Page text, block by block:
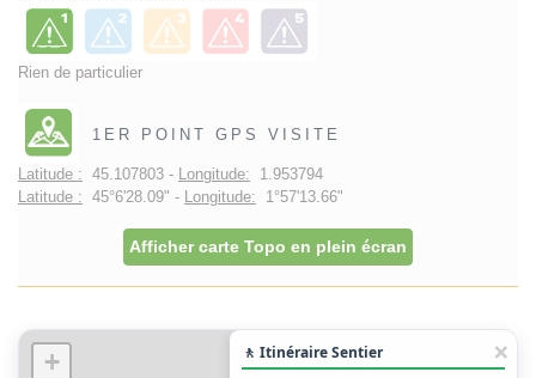
Rien de particulier
1ER POINT GPS VISITE
Latitude : 45.107803 - Longitude: 1.953794
Latitude : 45°6'28.09" - Longitude: 1°57'13.66"
Afficher carte Topo en plein écran
+
🚶 Itinéraire Sentier